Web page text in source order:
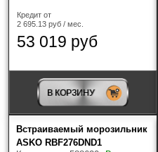
Кредит от
2 695.13 руб / мес.
53 019 руб
В КОРЗИНУ
Встраиваемый морозильник
ASKO RBF276DND1